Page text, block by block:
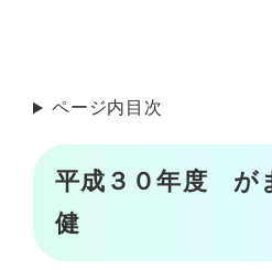
ページ内目次
平成３０年度 が
健